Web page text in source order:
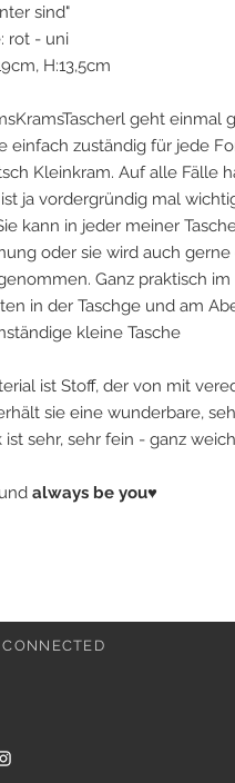
sind"
rot - uni
H:13,5cm
geht einmal
einfach zuständig für jede
Kleinkram. Auf alle Fälle
ist ja vordergründig mal
kann in jeder meiner
oder sie wird auch
Ganz praktisch
in der Taschge und am
kleine Tasche
ist Stoff, der von mit
sie eine wunderbare,
ist sehr, sehr fein - ganz
always be you♥
CONNECTED